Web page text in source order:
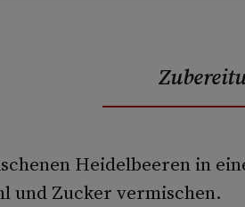
Heidelbeeren in
und Zucker vermischen.